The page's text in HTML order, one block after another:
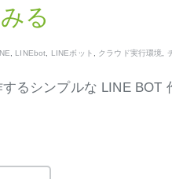
る
, LINEbot, LINEボット , クラウド実行環境,
るシンプルな LINE BOT